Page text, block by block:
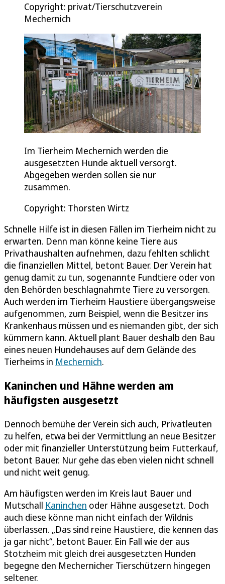
Copyright: privat/Tierschutzverein
Mechernich
Im Tierheim Mechernich werden die
ausgesetzten Hunde aktuell versorgt.
Abgegeben werden sollen sie nur
zusammen.
Copyright: Thorsten Wirtz
Schnelle Hilfe ist in diesen Fällen im Tierheim nicht zu
erwarten. Denn man könne keine Tiere aus
Privathaushalten aufnehmen, dazu fehlten schlicht
die finanziellen Mittel, betont Bauer. Der Verein hat
genug damit zu tun, sogenannte Fundtiere oder von
den Behörden beschlagnahmte Tiere zu versorgen.
Auch werden im Tierheim Haustiere übergangsweise
aufgenommen, zum Beispiel, wenn die Besitzer ins
Krankenhaus müssen und es niemanden gibt, der sich
kümmern kann. Aktuell plant Bauer deshalb den Bau
eines neuen Hundehauses auf dem Gelände des
Tierheims in Mechernich.
Kaninchen und Hähne werden am
häufigsten ausgesetzt
Dennoch bemühe der Verein sich auch, Privatleuten
zu helfen, etwa bei der Vermittlung an neue Besitzer
oder mit finanzieller Unterstützung beim Futterkauf,
betont Bauer. Nur gehe das eben vielen nicht schnell
und nicht weit genug.
Am häufigsten werden im Kreis laut Bauer und
Mutschall Kaninchen oder Hähne ausgesetzt. Doch
auch diese könne man nicht einfach der Wildnis
überlassen. „Das sind reine Haustiere, die kennen das
ja gar nicht“, betont Bauer. Ein Fall wie der aus
Stotzheim mit gleich drei ausgesetzten Hunden
begegne den Mechernicher Tierschützern hingegen
seltener.